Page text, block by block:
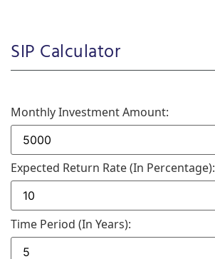
SIP Calculator
Monthly Investment Amount:
Expected Return Rate (in Percentage):
Time Period (in Years):